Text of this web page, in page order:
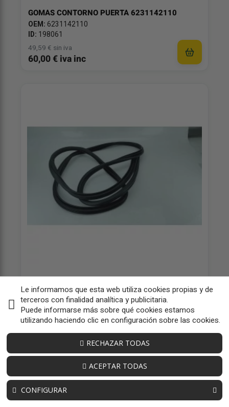
GOMAS CONTORNO PUERTA 6231142110
OEM: 6231142110
ID: 198061
49,59 € sin iva
60,00 € iva inc
GOMAS CONTORNO PUERTA 6233242090
OEM:6233242090
ID:198062
49,59 € sin iva
60,00 € iva inc
Le informamos que esta web utiliza cookies propias y de
terceros con finalidad analítica y publicitaria.
Puede informarse más sobre qué cookies estamos
utilizando haciendo clic en configuración sobre las cookies.
CONFIGURAR
RECHAZAR TODAS
ACEPTAR TODAS